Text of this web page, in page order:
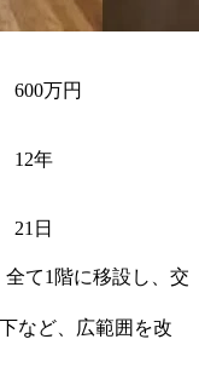
600万円
12年
21日
て1階に移設し、交
など、広範囲を改